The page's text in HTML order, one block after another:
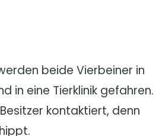
beide Vierbeiner in
in eine Tierklinik gefahren.
kontaktiert, denn